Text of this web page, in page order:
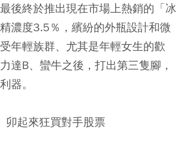
後終於推出現在市場上熱銷的「冰
濃度3.5％，繽紛的外瓶設計和微
年輕族群、尤其是年輕女生的歡
達B、蠻牛之後，打出第三隻腳，
器。
卯起來狂買對手股票